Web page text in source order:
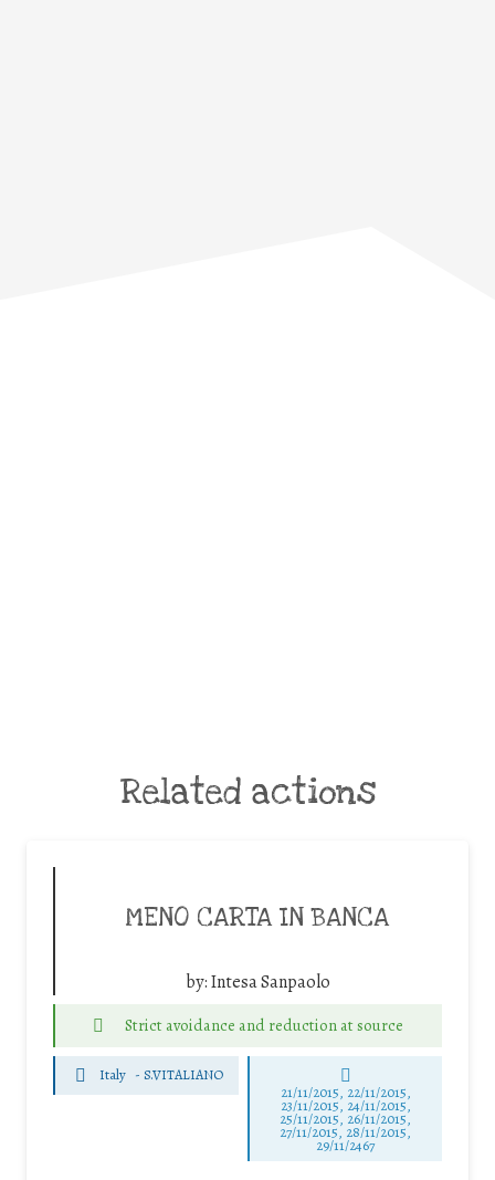
Related actions
MENO CARTA IN BANCA
by:Intesa Sanpaolo
Strict avoidance and reduction at source
Italy -S.VITALIANO
21/11/2015, 22/11/2015,
23/11/2015, 24/11/2015,
25/11/2015, 26/11/2015,
27/11/2015, 28/11/2015,
29/11/2467